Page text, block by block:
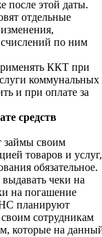
после этой даты.
отдельные
по ним
ККТ при
коммунальных
и при оплате за
средств
займы своим
товаров и услуг,
обязательное.
чеки на
на погашение
планируют
своим сотрудникам
которые на